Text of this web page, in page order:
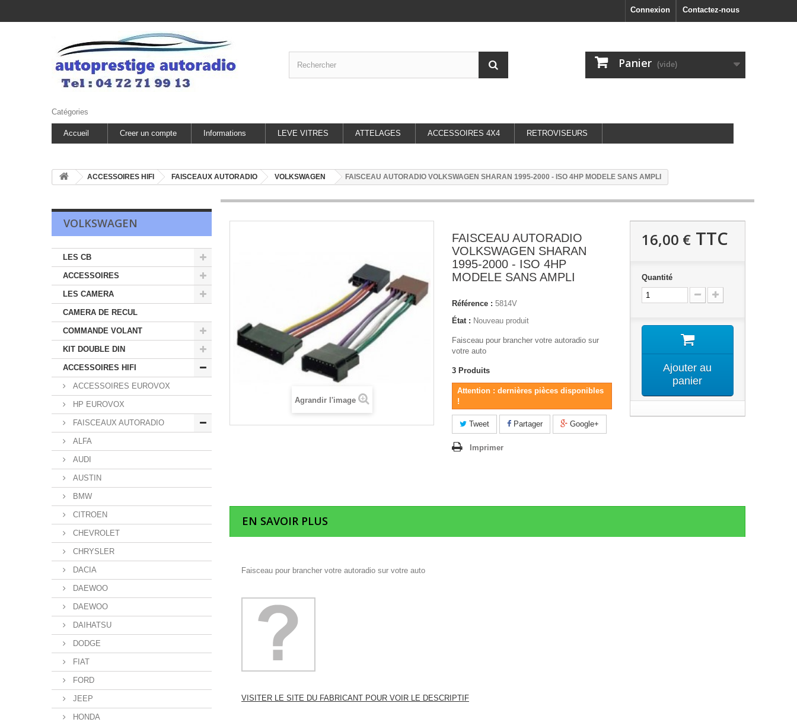
Contactez-nous
Connexion
Panier (vide)
Catégories
Accueil Creer un compte Informations LEVE VITRES ATTELAGES ACCESSOIRES 4X4 RETROVISEURS
ACCESSOIRES HIFI FAISCEAUX AUTORADIO VOLKSWAGEN FAISCEAU AUTORADIO VOLKSWAGEN SHARAN 1995-2000 - ISO 4HP MODELE SANS AMPLI
VOLKSWAGEN
LES CB
ACCESSOIRES
LES CAMERA
CAMERA DE RECUL
COMMANDE VOLANT
KIT DOUBLE DIN
ACCESSOIRES HIFI
ACCESSOIRES EUROVOX
HP EUROVOX
FAISCEAUX AUTORADIO
ALFA
AUDI
AUSTIN
BMW
CITROEN
CHEVROLET
CHRYSLER
DACIA
DAEWOO
DAEWOO
DAIHATSU
DODGE
FIAT
FORD
JEEP
HONDA
Agrandir l'image
FAISCEAU AUTORADIO
VOLKSWAGEN SHARAN
1995-2000 - ISO 4HP
MODELE SANS AMPLI
Référence : 5814V
État : Nouveau produit
Faisceau pour brancher votre autoradio sur
votre auto
3 Produits
Attention : dernières pièces disponibles
!
Tweet Partager Google+
Imprimer
16,00 €TTC
Quantité
Ajouter au
panier
EN SAVOIR PLUS
Faisceau pour brancher votre autoradio sur votre auto
VISITER LE SITE DU FABRICANT POUR VOIR LE DESCRIPTIF